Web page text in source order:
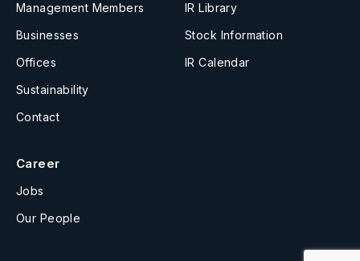
Management Members
Businesses
Offices
Sustainability
Contact
IR Library
Stock Information
IR Calendar
Career
Jobs
Our People